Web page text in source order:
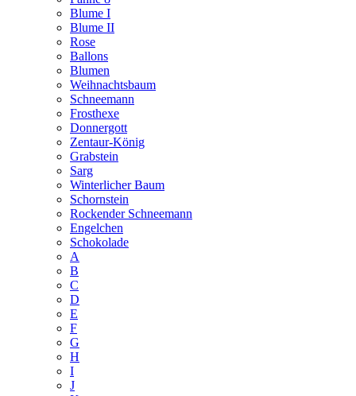
Blume I
Blume II
Rose
Ballons
Blumen
Weihnachtsbaum
Schneemann
Frosthexe
Donnergott
Zentaur-König
Grabstein
Sarg
Winterlicher Baum
Schornstein
Rockender Schneemann
Engelchen
Schokolade
A
B
C
D
E
F
G
H
I
J